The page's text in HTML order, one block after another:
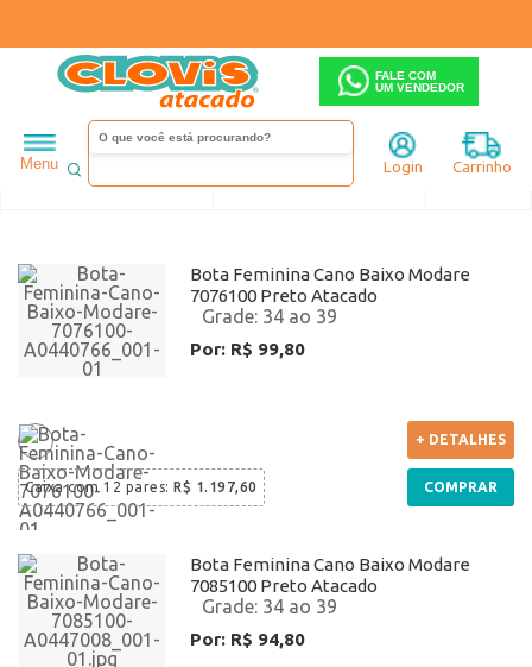
FALE COM
UM VENDEDOR
Menu Login Carrinho
Feminino Modare Anabela
Ordenar Filtrar
Bota Feminina Cano Baixo Modare
7076100 Preto Atacado
34 ao 39
Por: R$ 99,80
Caixa com 12 pares: R$ 1.197,60
+ DETALHES
COMPRAR
Bota Feminina Cano Baixo Modare
7085100 Preto Atacado
34 ao 39
Por: R$ 94,80